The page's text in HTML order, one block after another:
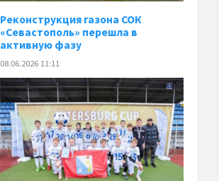
Реконструкция газона СОК
«Севастополь» перешла в
активную фазу
08.06.2026 11:11